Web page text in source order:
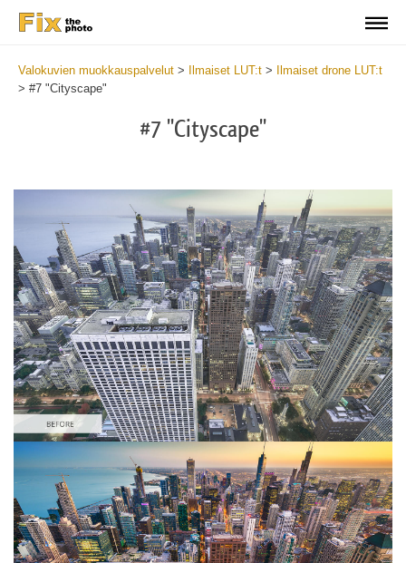
Valokuvien muokkauspalvelut > Ilmaiset LUT:t >
Ilmaiset drone LUT:t
> #7 "Cityscape"
#7 "Cityscape"
Please select
Free Drone LUT #7
Premium GoPro LUTs
Cinema Look Collection (80 LUTs)